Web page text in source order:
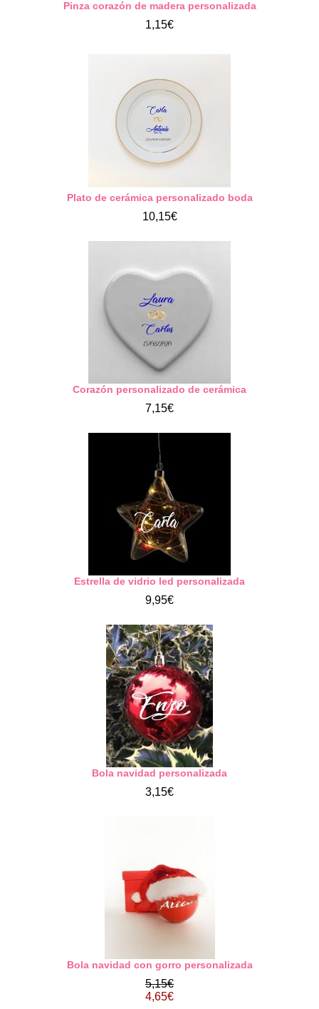
Pinza corazón de madera personalizada
1,15€
Plato de cerámica personalizado boda
10,15€
Corazón personalizado de cerámica
7,15€
Estrella de vidrio led personalizada
9,95€
Bola navidad personalizada
3,15€
Bola navidad con gorro personalizada
5,15€
4,65€